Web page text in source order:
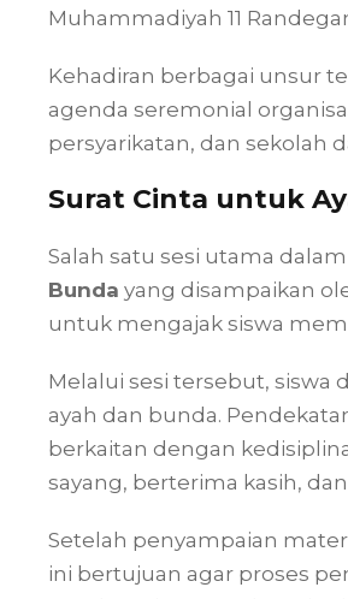
Muhammadiyah 11
Kehadiran berbagai unsur
agenda seremonial
persyarikatan, dan sekolah
Surat Cinta untuk
Salah satu sesi utama
Bunda yang disampaikan
untuk mengajak siswa
Melalui sesi tersebut, siswa
ayah dan bunda.
berkaitan dengan
sayang, berterima kasih,
Setelah penyampaian
ini bertujuan agar proses